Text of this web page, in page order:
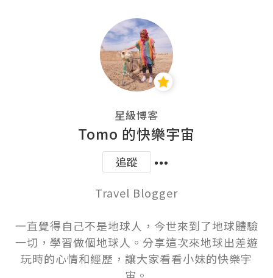
星級博客
Tomo 的快樂宇宙
追蹤
Travel Blogger
一直覺得自己不是地球人，今世來到了地球體驗
一切，學習做個地球人。分享這次來地球出差遊
玩時的心情和經歷，讓大家看看小妹的快樂宇
宙。